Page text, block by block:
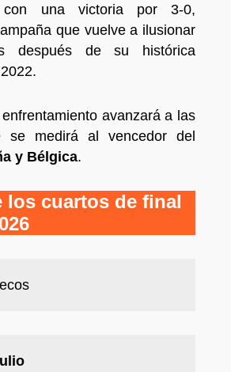
con una victoria por 3-0,
que vuelve a ilusionar
después de su histórica
avanzará a las
se medirá al vencedor del
y Bélgica.
los cuartos de final